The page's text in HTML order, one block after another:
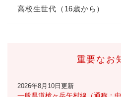
高校生世代（16歳から）
重要なお
2026年8月10日更新